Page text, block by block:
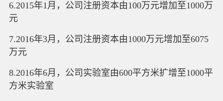
6.2015年1月，公司注册资本由100万元增加至1000万
元
7.2016年3月，公司注册资本由1000万元增加至6075
万元
8.2016年6月，公司实验室由600平方米扩增至1000平
方米实验室